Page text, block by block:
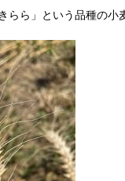
らら」という品種の小